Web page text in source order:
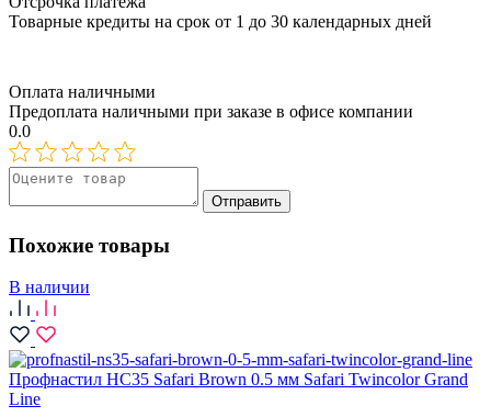
Товарные кредиты на срок от 1 до 30 календарных дней
Оплата наличными
Предоплата наличными при заказе в офисе компании
0.0
Отправить
Похожие товары
В наличии
Профнастил НС35 Safari Brown 0.5 мм Safari Twincolor Grand
Line